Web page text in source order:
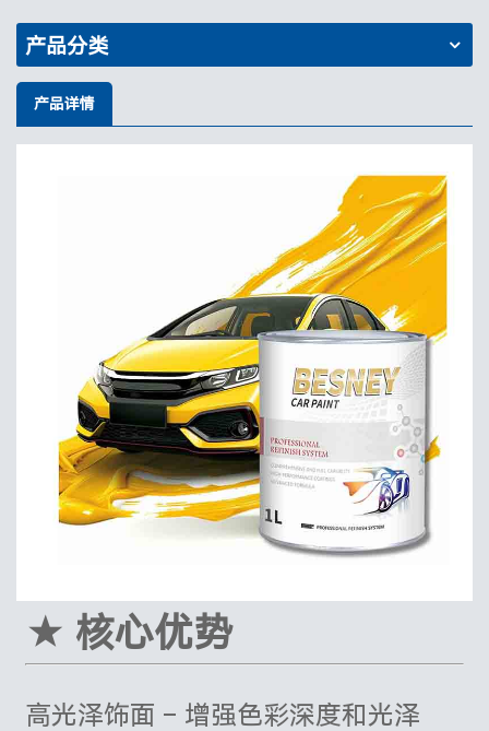
产品分类
产品详情
★ 核心优势
高光泽饰面 – 增强色彩深度和光泽